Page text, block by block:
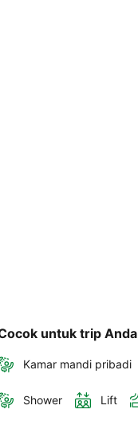
untuk trip Anda
Kamar mandi pribadi
Shower Lift